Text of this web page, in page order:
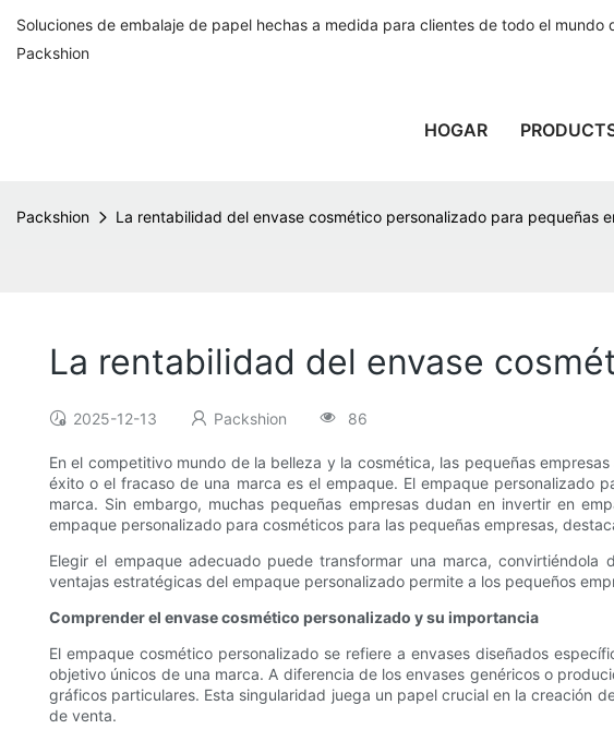
Soluciones de embalaje de papel hechas a medida para clientes de todo el mundo
Packshion
HOGAR
Packshion La rentabilidad del envase cosmético personalizado para pequeñas
La rentabilidad del envase
2025-12-13 Packshion 86
En el competitivo mundo de la belleza y la cosmética, las pequeñas
éxito o el fracaso de una marca es el empaque. El empaque personalizado
marca. Sin embargo, muchas pequeñas empresas dudan en invertir en
empaque personalizado para cosméticos para las pequeñas empresas,
Elegir el empaque adecuado puede transformar una marca,
ventajas estratégicas del empaque personalizado permite a los pequeños
Comprender el envase cosmético personalizado y su importancia
El empaque cosmético personalizado se refiere a envases diseñados
objetivo únicos de una marca. A diferencia de los envases genéricos o
gráficos particulares. Esta singularidad juega un papel crucial en la creación
de venta.